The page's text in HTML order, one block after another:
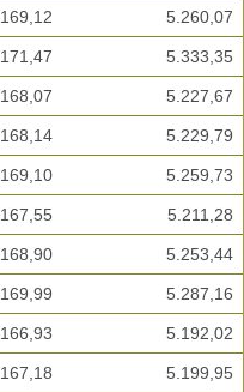
169,12 5.260,07
171,47 5.333,35
168,07 5.227,67
168,14 5.229,79
169,10 5.259,73
167,55 5.211,28
168,90 5.253,44
169,99 5.287,16
166,93 5.192,02
167,18 5.199,95